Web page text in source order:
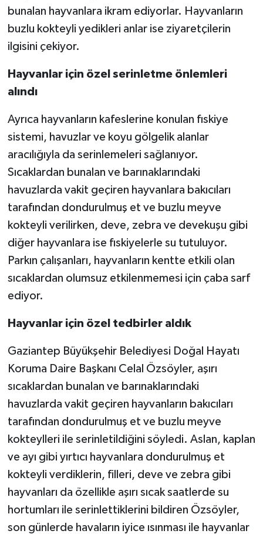
bunalan hayvanlara ikram ediyorlar. Hayvanların
buzlu kokteyli yedikleri anlar ise ziyaretçilerin
ilgisini çekiyor.
Hayvanlar için özel serinletme önlemleri
alındı
Ayrıca hayvanların kafeslerine konulan fıskiye
sistemi, havuzlar ve koyu gölgelik alanlar
aracılığıyla da serinlemeleri sağlanıyor.
Sıcaklardan bunalan ve barınaklarındaki
havuzlarda vakit geçiren hayvanlara bakıcıları
tarafından dondurulmuş et ve buzlu meyve
kokteyli verilirken, deve, zebra ve devekuşu gibi
diğer hayvanlara ise fıskiyelerle su tutuluyor.
Parkın çalışanları, hayvanların kentte etkili olan
sıcaklardan olumsuz etkilenmemesi için çaba sarf
ediyor.
Hayvanlar için özel tedbirler aldık
Gaziantep Büyükşehir Belediyesi Doğal Hayatı
Koruma Daire Başkanı Celal Özsöyler, aşırı
sıcaklardan bunalan ve barınaklarındaki
havuzlarda vakit geçiren hayvanların bakıcıları
tarafından dondurulmuş et ve buzlu meyve
kokteylleri ile serinletildiğini söyledi. Aslan, kaplan
ve ayı gibi yırtıcı hayvanlara dondurulmuş et
kokteyli verdiklerin, filleri, deve ve zebra gibi
hayvanları da özellikle aşırı sıcak saatlerde su
hortumları ile serinlettiklerini bildiren Özsöyler,
son günlerde havaların iyice ısınması ile hayvanlar